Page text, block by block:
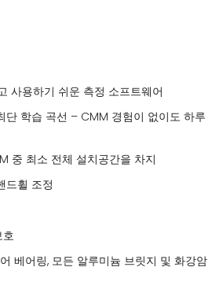
사용하기 쉬운 측정 소프트웨어
단 학습 곡선 – CMM 경험이 없이도 하루
중 최소 전체 설치공간을 차지
드휠 조정
베어링, 모든 알루미늄 브릿지 및 화강암